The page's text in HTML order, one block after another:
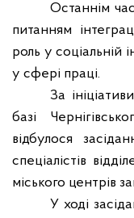
Останнім
питанням
роль у соціальній
у сфері праці.
За
базі
відбулося
спеціалістів
міського центрів
У ході